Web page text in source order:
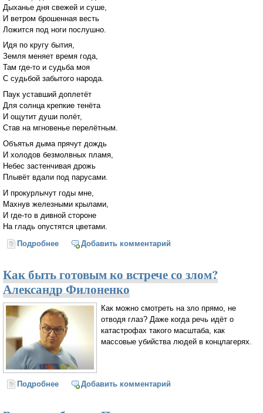
Дыханье дня свежей и суше,
И ветром брошенная весть
Ложится под ноги послушно.
Идя по кругу бытия,
Земля меняет время года,
Там где-то и судьба моя
С судьбой забытого народа.
Паук уставший доплетёт
Для солнца крепкие тенёта
И ощутит души полёт,
Став на мгновенье перелётным.
Объятья дыма прячут дождь
И холодов безмолвных пламя,
Небес застенчивая дрожь
Плывёт вдали под парусами.
И прокурлычут годы мне,
Махнув железными крылами,
И где-то в дивной стороне
На гладь опустятся цветами.
Подробнее о ОсеньДобавить комментарий
Как быть готовым ко встрече со злом?
Александр Филоненко
Как можно смотреть на зло прямо, не
отводя глаз? Даже когда речь идёт о
катастрофах такого масштаба, как
массовые убийства людей в концлагерях.
Подробнее о Как быть готовым ко встрече со злом? Александр
Добавить комментарий